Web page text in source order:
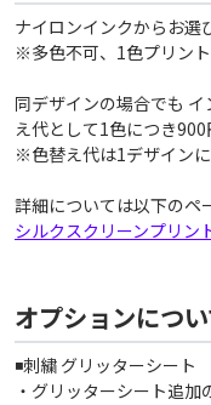
ナイロンインクからお選
※多色不可、1色プリン
同デザインの場合でも
え代として1色につき900
※色替え代は1デザイン
詳細については以下のペ
シルクスクリーンプリン
オプションにつ
◾️刺繍 グリッターシート
・グリッターシート追加